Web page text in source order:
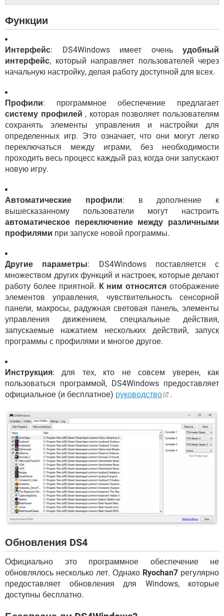
Функции
Интерфейс: DS4Windows имеет очень удобный
интерфейс, который направляет пользователей через
начальную настройку, делая работу доступной для всех.
Профили: программное обеспечение предлагает
систему профилей , которая позволяет пользователям
сохранять элементы управления и настройки для
определенных игр. Это означает, что они могут легко
переключаться между играми, без необходимости
проходить весь процесс каждый раз, когда они запускают
новую игру.
Автоматические профили: в дополнение к
вышесказанному пользователи могут настроить
автоматическое переключение между различными
профилями при запуске новой программы.
Другие параметры: DS4Windows поставляется с
множеством других функций и настроек, которые делают
работу более приятной. К ним относятся отображение
элементов управления, чувствительность сенсорной
панели, макросы, радужная световая панель, элементы
управления движением, специальные действия,
запускаемые нажатием нескольких действий, запуск
программы с профилями и многое другое.
Инструкция: для тех, кто не совсем уверен, как
пользоваться программой, DS4Windows предоставляет
официальное (и бесплатное) руководство .
Обновления DS4
Официально это программное обеспечение не
обновлялось несколько лет. Однако Ryochan7 регулярно
предоставляет обновления для Windows, которые
доступны бесплатно.